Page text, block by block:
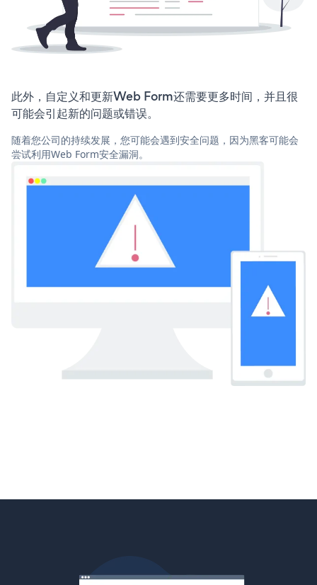
此外，自定义和更新Web Form还需要更多时间，并且很
可能会引起新的问题或错误。
随着您公司的持续发展，您可能会遇到安全问题，因为黑客可能会
尝试利用Web Form安全漏洞。